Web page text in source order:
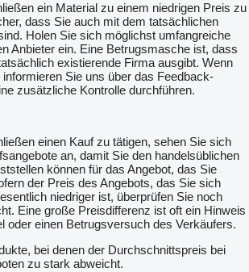
ein Material zu einem niedrigen Preis zu
dass Sie auch mit dem tatsächlichen
Holen Sie sich möglichst umfangreiche
Anbieter ein. Eine Betrugsmasche ist, dass
existierende Firma ausgibt. Wenn
Sie uns über das Feedback-
zusätzliche Kontrolle durchführen.
einen Kauf zu tätigen, sehen Sie sich
an, damit Sie den handelsüblichen
können für das Angebot, das Sie
der Preis des Angebots, das Sie sich
niedriger ist, überprüfen Sie noch
Eine große Preisdifferenz ist oft ein Hinweis
oder einen Betrugsversuch des Verkäufers.
bei denen der Durchschnittspreis bei
zu stark abweicht.